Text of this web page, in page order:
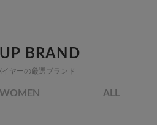
BRAND
イヤーの厳選ブランド
WOMEN ALL